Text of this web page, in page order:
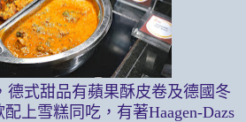
德式甜品有蘋果酥皮卷及德國冬
上雪糕同吃，有著Haagen-Dazs